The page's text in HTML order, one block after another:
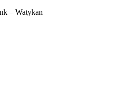
– Watykan